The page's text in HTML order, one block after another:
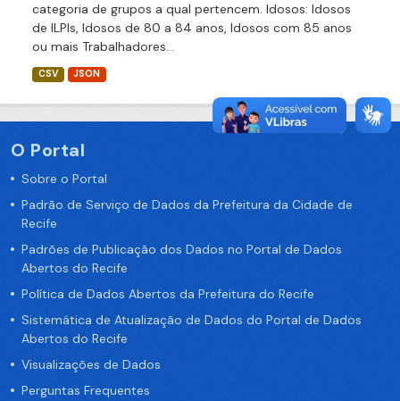
categoria de grupos a qual pertencem. Idosos: Idosos
de ILPIs, Idosos de 80 a 84 anos, Idosos com 85 anos
ou mais Trabalhadores...
CSV JSON
O Portal
Sobre o Portal
Padrão de Serviço de Dados da Prefeitura da Cidade de
Recife
Padrões de Publicação dos Dados no Portal de Dados
Abertos do Recife
Política de Dados Abertos da Prefeitura do Recife
Sistemática de Atualização de Dados do Portal de Dados
Abertos do Recife
Visualizações de Dados
Perguntas Frequentes